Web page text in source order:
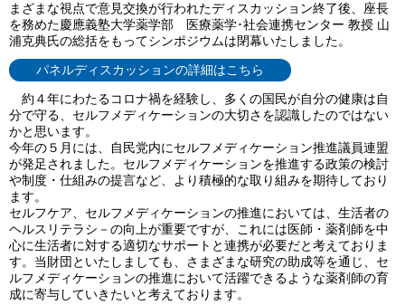
まざまな視点で意見交換が行われたディスカッション終了後、座長
を務めた慶應義塾大学薬学部 医療薬学･社会連携センター 教授 山
浦克典氏の総括をもってシンポジウムは閉幕いたしました。
パネルディスカッションの詳細はこちら
約４年にわたるコロナ禍を経験し、多くの国民が自分の健康は自
分で守る、セルフメディケーションの大切さを認識したのではない
かと思います。
今年の５月には、自民党内にセルフメディケーション推進議員連盟
が発足されました。セルフメディケーションを推進する政策の検討
や制度・仕組みの提言など、より積極的な取り組みを期待しており
ます。
セルフケア、セルフメディケーションの推進においては、生活者の
ヘルスリテラシ－の向上が重要ですが、これには医師・薬剤師を中
心に生活者に対する適切なサポートと連携が必要だと考えておりま
す。当財団といたしましても、さまざまな研究の助成等を通じ、セ
ルフメディケーションの推進において活躍できるような薬剤師の育
成に寄与していきたいと考えております。